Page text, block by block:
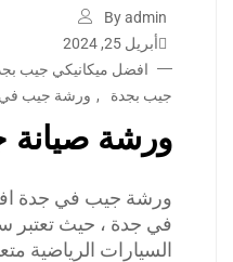
By admin
أبريل 25, 2024
افضل ميكانيكي جيب
جيب بجدة
, ورشة جيب
ورشة
ورشة جيب في جدة
في جدة ، حيث تعتبر
السيارات الرياضية